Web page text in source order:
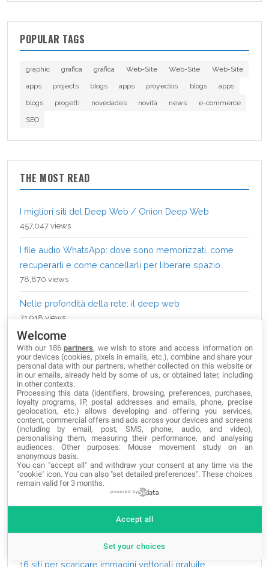
POPULAR TAGS
graphic grafica grafica Web-Site Web-Site
Web-Site
apps
projects blogs apps proyectos blogs
apps
blogs
progetti novedades novità news
e-commerce
SEO
THE MOST READ
I migliori siti del Deep Web / Onion Deep Web
457,047 views
I file audio WhatsApp: dove sono memorizzati, come
recuperarli e come cancellarli per liberare spazio.
78,870 views
Nelle profondità della rete: il deep web
71,918 views
I migliori siti per scaricare foto gratis e senza copyright
57,788 views
Come trovare tutto ciò di cui si ha bisogno sul Deep
Web e sul Dark Web
46,696 views
Come verificare un account senza usare il numero di
cellulare
41,861 views
Quali sono le 1000 ricerche più frequenti in Google?
I 20 migliori tools online per creare wireframe
16 siti per scaricare immagini vettoriali gratuite
Welcome
With our 186partners, we wish to store and access information on
your devices (cookies, pixels in emails, etc.), combine and share your
personal data with our partners, whether collected on this website or
in our emails, already held by some of us, or obtained later, including
in other contexts.
Processing this data (identifiers, browsing, preferences, purchases,
loyalty programs, IP, postal addresses and emails, phone, precise
geolocation, etc.) allows developing and offering you services,
content, commercial offers and ads across your devices and screens
(including by email, post, SMS, phone, audio, and video),
personalising them, measuring their performance, and analysing
audiences. Other purposes: Mouse movement study on an
anonymous basis.
You can "accept all" and withdraw your consent at any time via the
"cookie" icon. You can also "set detailed preferences". These choices
remain valid for 3 months.
powered by
Set your choices
Accept all